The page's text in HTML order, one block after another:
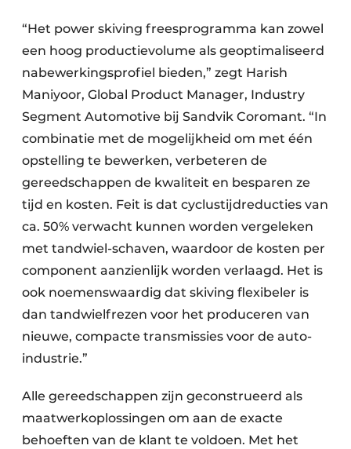
“Het power skiving freesprogramma kan zowel
een hoog productievolume als geoptimaliseerd
nabewerkingsprofiel bieden,” zegt Harish
Maniyoor, Global Product Manager, Industry
Segment Automotive bij Sandvik Coromant. “In
combinatie met de mogelijkheid om met één
opstelling te bewerken, verbeteren de
gereedschappen de kwaliteit en besparen ze
tijd en kosten. Feit is dat cyclustijdreducties van
ca. 50% verwacht kunnen worden vergeleken
met tandwiel-schaven, waardoor de kosten per
component aanzienlijk worden verlaagd. Het is
ook noemenswaardig dat skiving flexibeler is
dan tandwielfrezen voor het produceren van
nieuwe, compacte transmissies voor de auto-
industrie.”
Alle gereedschappen zijn geconstrueerd als
maatwerkoplossingen om aan de exacte
behoeften van de klant te voldoen. Met het